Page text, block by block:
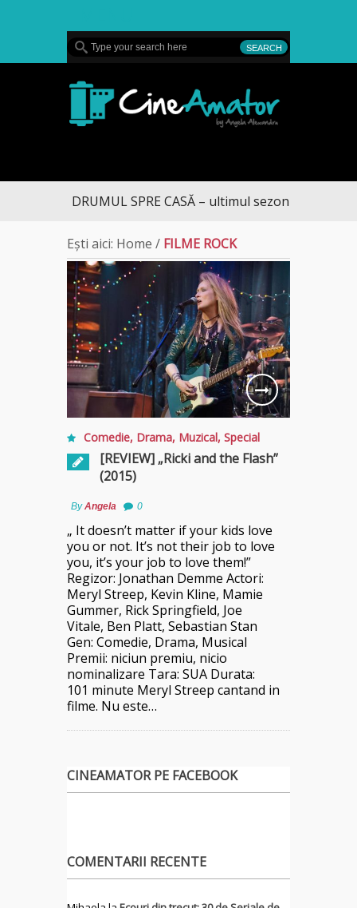
DRUMUL SPRE CASĂ – ultimul sezon te aduce la
Ești aici: Home / FILME ROCK
Comedie, Drama, Muzical, Special
[REVIEW] „Ricki and the Flash”
(2015)
ByAngela 0
„ It doesn’t matter if your kids love
you or not. It’s not their job to love
you, it’s your job to love them!”
Regizor: Jonathan Demme Actori:
Meryl Streep, Kevin Kline, Mamie
Gummer, Rick Springfield, Joe
Vitale, Ben Platt, Sebastian Stan
Gen: Comedie, Drama, Musical
Premii: niciun premiu, nicio
nominalizare Tara: SUA Durata:
101 minute Meryl Streep cantand in
filme. Nu este…
CINEAMATOR PE FACEBOOK
COMENTARII RECENTE